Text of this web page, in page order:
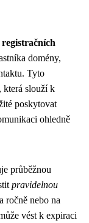
domény,
Tyto
která slouží k
poskytovat
ohledně
průběžnou
pravidelnou
ročně nebo na
vést k expiraci